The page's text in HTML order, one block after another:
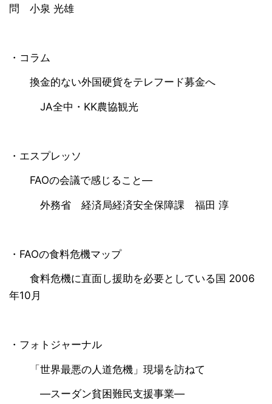
問 小泉 光雄
・コラム
換金的ない外国硬貨をテレフード募金へ
JA全中・KK農協観光
・エスプレッソ
FAOの会議で感じること―
外務省 経済局経済安全保障課 福田 淳
・FAOの食料危機マップ
食料危機に直面し援助を必要としている国 2006
年10月
・フォトジャーナル
「世界最悪の人道危機」現場を訪ねて
―スーダン貧困難民支援事業―